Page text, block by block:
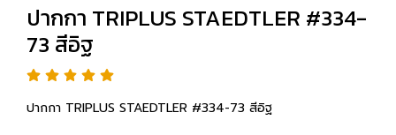
ปากกา TRIPLUS STAEDTLER #334-
73 สีอิฐ
ปากกา TRIPLUS STAEDTLER #334-73 สีอิฐ